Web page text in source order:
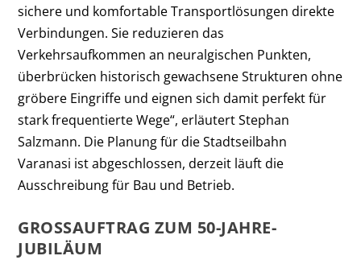
sichere und komfortable Transportlösungen direkte
Verbindungen. Sie reduzieren das
Verkehrsaufkommen an neuralgischen Punkten,
überbrücken historisch gewachsene Strukturen ohne
gröbere Eingriffe und eignen sich damit perfekt für
stark frequentierte Wege“, erläutert Stephan
Salzmann. Die Planung für die Stadtseilbahn
Varanasi ist abgeschlossen, derzeit läuft die
Ausschreibung für Bau und Betrieb.
GROSSAUFTRAG ZUM 50-JAHRE-J
UBILÄUM